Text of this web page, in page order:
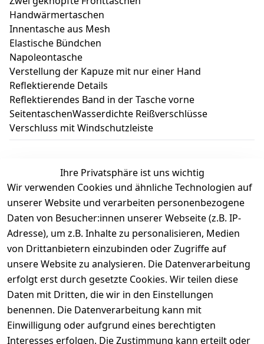
Handwärmertaschen
Innentasche aus Mesh
Elastische Bündchen
Napoleontasche
Verstellung der Kapuze mit nur einer Hand
Reflektierende Details
Reflektierendes Band in der Tasche vorne
SeitentaschenWasserdichte Reißverschlüsse
Verschluss mit Windschutzleiste
Kundenbewertungen
Durchschnittliche Bewertung
0
Basierend auf 0 Bewertung(en)
Bewertung abgeben
5
( 0 )
4
( 0 )
3
( 0 )
Ihre Privatsphäre ist uns wichtig
Wir verwenden Cookies und ähnliche Technologien auf
unserer Website und verarbeiten personenbezogene
Daten von Besucher:innen unserer Webseite (z.B. IP-
Adresse), um z.B. Inhalte zu personalisieren, Medien
von Drittanbietern einzubinden oder Zugriffe auf
unsere Website zu analysieren. Die Datenverarbeitung
erfolgt erst durch gesetzte Cookies. Wir teilen diese
Daten mit Dritten, die wir in den Einstellungen
benennen. Die Datenverarbeitung kann mit
Einwilligung oder aufgrund eines berechtigten
Interesses erfolgen. Die Zustimmung kann erteilt oder